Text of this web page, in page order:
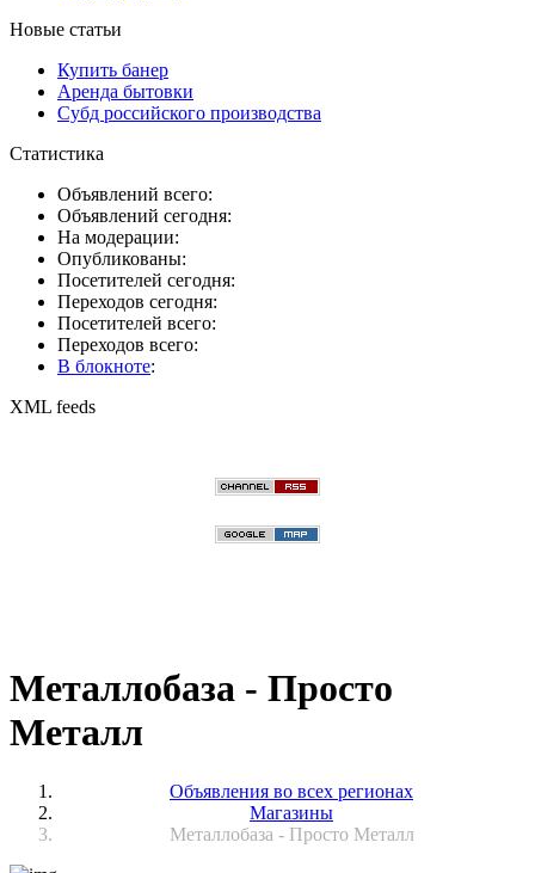
Новые статьи
Купить банер
Аренда бытовки
Субд российского производства
Статистика
Объявлений всего:
Объявлений сегодня:
На модерации:
Опубликованы:
Посетителей сегодня:
Переходов сегодня:
Посетителей всего:
Переходов всего:
В блокноте:
XML feeds
Металлобаза - Просто
Металл
Объявления во всех регионах
Магазины
Металлобаза - Просто Металл